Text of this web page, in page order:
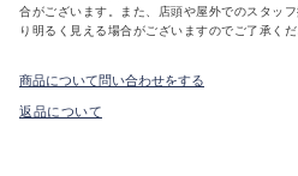
合がございます。また、店頭や屋外でのスタッ
り明るく見える場合がございますのでご了承くだ
商品について問い合わせをする
返品について